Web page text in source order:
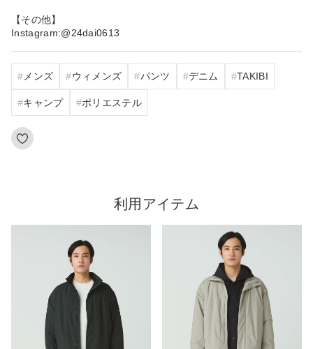
【その他】
Instagram:@24dai0613
メンズ ウィメンズ パンツ デニム TAKIBI
キャンプ ポリエステル
利用アイテム